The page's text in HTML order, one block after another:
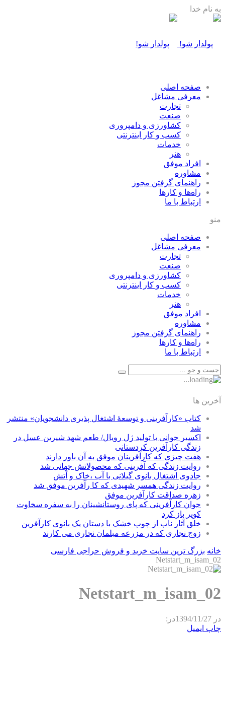
به نام خدا
صفحه اصلی
معرفی مشاغل
تجارت
صنعت
كشاورزی و دامپروری
كسب و كار اينترنتی
خدمات
هنر
افراد موفق
مشاوره
راهنمای گرفتن مجوز
راه‌ها و كارها
ارتباط با ما
منو
صفحه اصلی
معرفی مشاغل
تجارت
صنعت
كشاورزی و دامپروری
كسب و كار اينترنتی
خدمات
هنر
افراد موفق
مشاوره
راهنمای گرفتن مجوز
راه‌ها و كارها
ارتباط با ما
آخرین ها
کتاب «کارآفرینی و توسعۀ اشتغال پذیری دانشجویان» منتشر
شد
اکسیر جوانی با تولید ژل رویال/ طعم شهد شیرین عسل‌ در
زندگی کارآفرین کردستانی
هفت چیزی که کارآفرینان موفق به آن باور دارند
روایت زندگی که آفرینی که محصولاتش جهانی شد
جادوی اشتغال بانوی گیلانی با آب ،خاک و آتش
روایت زندگی همسر شهیدی که کا رآفرین موفق شد
زهره صداقت کارآفرین موفق
جوان کارآفرینی که پای روستانشینان را به سفره سخاوت
کویر باز کرد
خلق آثار ناب از چوب خشک با دستان یک بانوی کارآفرین
زوج نجاری که در مزرعه مبلمان نجاری می کارند
خانه بزرگ ترین سایت خرید و فروش حراجی فارسی
Netstart_m_isam_02
Netstart_m_isam_02
در 1394/11/27در:
چاپ ایمیل